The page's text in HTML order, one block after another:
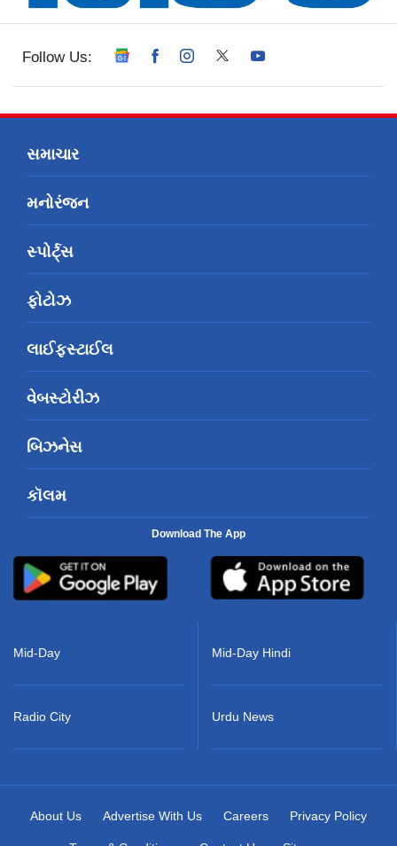
Follow Us:
સમાચાર
મનોરંજન
સ્પોર્ટ્સ
ફોટોઝ
લાઈફસ્ટાઈલ
વેબસ્ટોરીઝ
બિઝનેસ
કૉલમ
Download The App
Mid-Day
Radio City
Mid-Day Hindi
Urdu News
About Us Advertise With Us Careers Privacy Policy